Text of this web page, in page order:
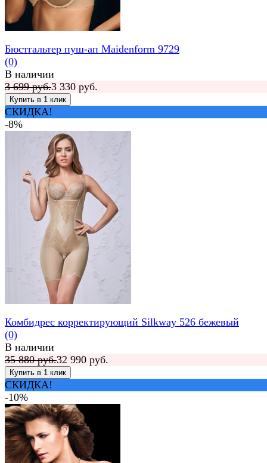
Бюстгальтер пуш-ап Maidenform 9729
(0)
В наличии
3 699 руб.3 330 руб.
СКИДКА!
-8%
Комбидрес корректирующий Silkway 526 бежевый
(0)
В наличии
35 880 руб.32 990 руб.
СКИДКА!
-10%